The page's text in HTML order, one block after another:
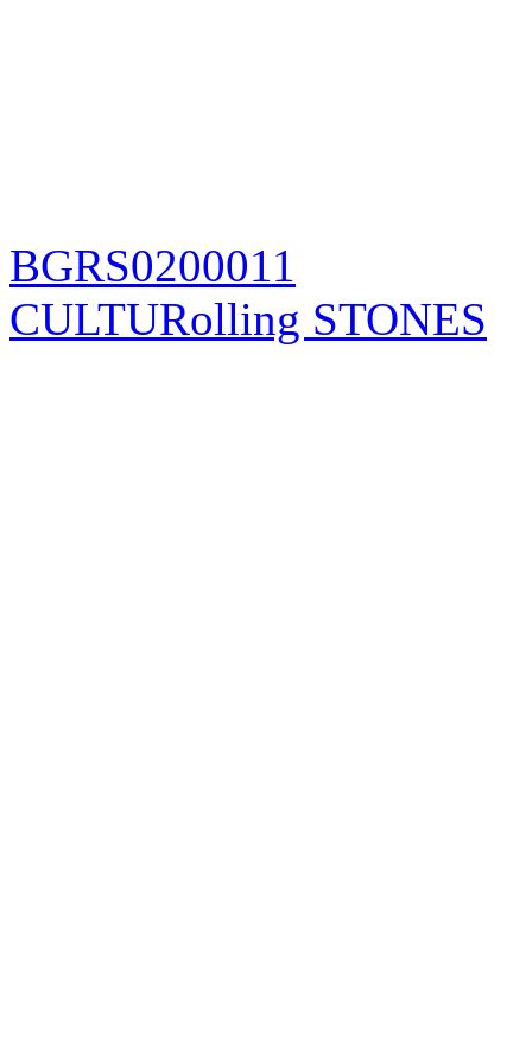
BGRS0200011
CULTURolling STONES